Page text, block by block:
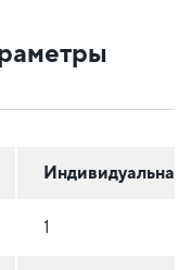
Индивидуальная
1